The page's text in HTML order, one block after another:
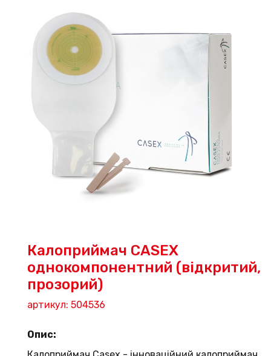
Калоприймач CASEX
однокомпонентний (відкритий,
прозорий)
артикул: 504536
Опис: